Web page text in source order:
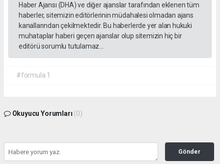
Haber Ajansı (DHA) ve diğer ajanslar tarafından eklenen tüm
haberler, sitemizin editörlerinin müdahalesi olmadan ajans
kanallarından çekilmektedir. Bu haberlerde yer alan hukuki
muhataplar haberi geçen ajanslar olup sitemizin hiç bir
editörü sorumlu tutulamaz...
#formula 1
Okuyucu Yorumları (0)
Gönder